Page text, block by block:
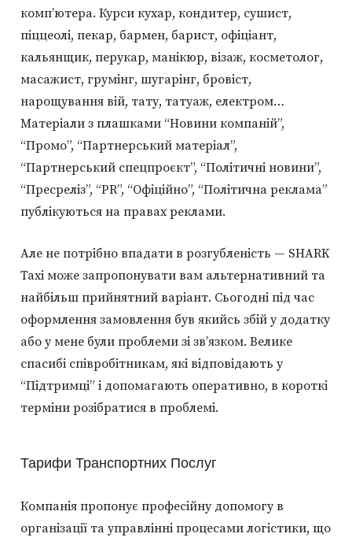
комп’ютера. Курси кухар, кондитер, сушист,
піццеолі, пекар, бармен, барист, офіціант,
кальянщик, перукар, манікюр, візаж, косметолог,
масажист, грумінг, шугарінг, бровіст,
нарощування вій, тату, татуаж, електром…
Матеріали з плашками “Новини компаній”,
“Промо”, “Партнерський матеріал”,
“Партнерський спецпроєкт”, “Політичні новини”,
“Пресреліз”, “PR”, “Офіційно”, “Політична реклама”
публікуються на правах реклами.
Але не потрібно впадати в розгубленість — SHARK
Taxi може запропонувати вам альтернативний та
найбільш прийнятний варіант. Сьогодні під час
оформлення замовлення був якийсь збій у додатку
або у мене були проблеми зі зв’язком. Велике
спасибі співробітникам, які відповідають у
“Підтримці” і допомагають оперативно, в короткі
терміни розібратися в проблемі.
Тарифи Транспортних Послуг
Компанія пропонує професійну допомогу в
організації та управлінні процесами логістики, що